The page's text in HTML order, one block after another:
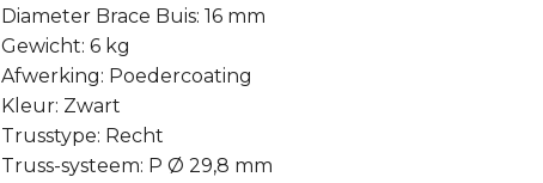
Diameter Brace Buis: 16 mm
Gewicht: 6 kg
Afwerking: Poedercoating
Kleur: Zwart
Trusstype: Recht
Truss-systeem: P Ø 29,8 mm